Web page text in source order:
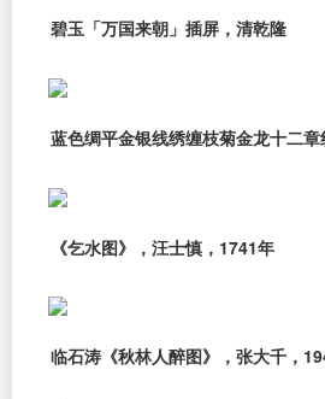
碧玉「万国来朝」插屏，清乾隆
蓝色绸平金银线绣缠枝菊金龙十二
《乞水图》，汪士慎，1741年
临石涛《秋林人醉图》，张大千，